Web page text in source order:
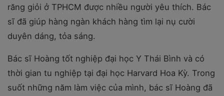
răng giỏi ở TPHCM được nhiều người yêu thích. Bác
sĩ đã giúp hàng ngàn khách hàng tìm lại nụ cười
duyên dáng, tỏa sáng.
Bác sĩ Hoàng tốt nghiệp đại học Y Thái Bình và có
thời gian tu nghiệp tại đại học Harvard Hoa Kỳ. Trong
suốt những năm làm việc của mình, bác sĩ Hoàng đã